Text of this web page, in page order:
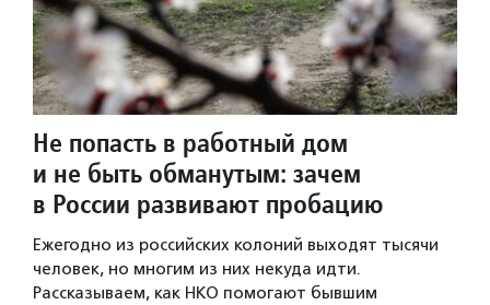
Не попасть в работный дом
и не быть обманутым: зачем
в России развивают пробацию
Ежегодно из российских колоний выходят тысячи
человек, но многим из них некуда идти.
Рассказываем, как НКО помогают бывшим